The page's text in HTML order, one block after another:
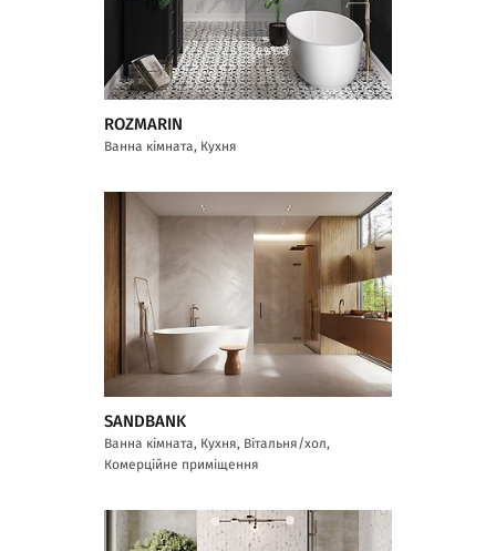
ROZMARIN
Ванна кімната, Кухня
SANDBANK
Ванна кімната, Кухня, Вітальня/хол,
Комерційне приміщення